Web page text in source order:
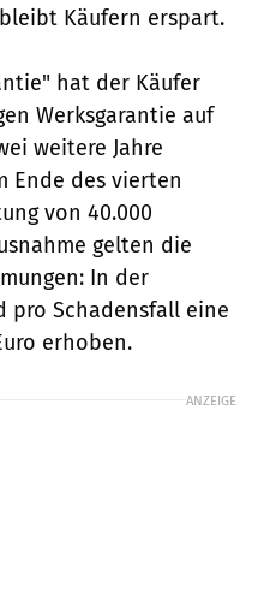
Käufern erspart.
hat der Käufer
Werksgarantie auf
weitere Jahre
Ende des vierten
von 40.000
gelten die
In der
pro Schadensfall eine
erhoben.
ANZEIGE